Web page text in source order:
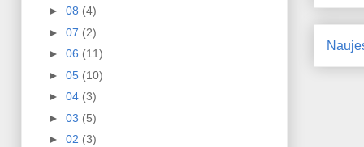
► 08 (4)
► 07 (2)
► 06 (11)
► 05 (10)
► 04 (3)
► 03 (5)
► 02 (3)